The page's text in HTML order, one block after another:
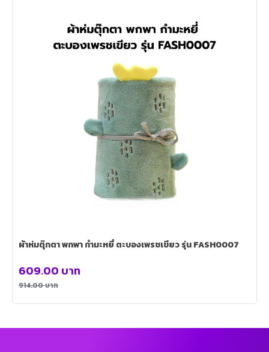
ผ้าห่มตุ๊กตา พกพา กำมะหยี่ ตะบองเพรชเขียว รุ่น FASH0007
914.00บาท
609.00 บาท